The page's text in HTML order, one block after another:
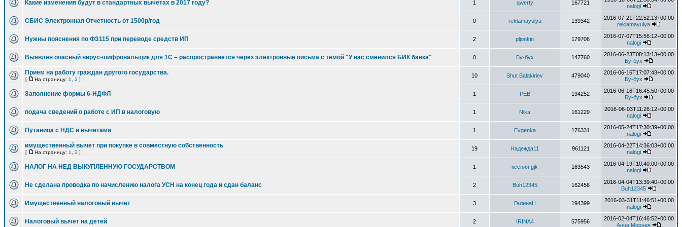
Какие изменения будут в стандартных вычетах в 2017 году? 1 qwerty 167721
nalogi
СБИС Электронная Отчетность от 1500р/год 0 reklamayulya 139342
2016-07-21T22:52:13+00:00
reklamayulya
Нужны пояснения по ФЗ115 при переводе средств ИП 2 pljonkin 179706
2016-07-07T15:56:12+00:00
nalogi
Выявлен опасный вирус-шифровальщик для 1С – распространяется через электронные письма с темой "У нас сменился БИК банка" 0 Бу-бух 147760
2016-06-23T08:13:13+00:00
Бу-бух
Прием на работу граждан другого государства.
[ На страницу: 1 2 ]
10 Shut Balakiriev 479040
2016-06-16T17:07:43+00:00
Бу-бух
Заполнение формы 6-НДФЛ 1 РЕВ 194252
2016-06-16T16:45:50+00:00
Бу-бух
подача сведений о работе с ИП в налоговую 1 Nika 161229
2016-06-03T11:26:12+00:00
nalogi
Путаница с НДС и вычетами 1 Evgenka 176331
2016-05-24T17:30:39+00:00
nalogi
имущественный вычет при покупке в совместную собственность
[ На страницу: 1 2 ]
19 Надежда11 961121
2016-04-22T14:36:03+00:00
nalogi
НАЛОГ НА НЕД ВЫКУПЛЕННУЮ ГОСУДАРСТВОМ 1 ксения gjk 163543
2016-04-19T10:40:00+00:00
nalogi
Не сделана проводка по начислению налога УСН на конец года и сдан баланс 2 Buh12345 162456
2016-04-04T13:39:40+00:00
Buh12345
Имущественный налоговый вычет 3 ГалинаН 194399
2016-03-31T11:46:51+00:00
nalogi
Налоговый вычет на детей 2 IRINA4 575956
2016-02-04T16:46:52+00:00
Анна Мирная